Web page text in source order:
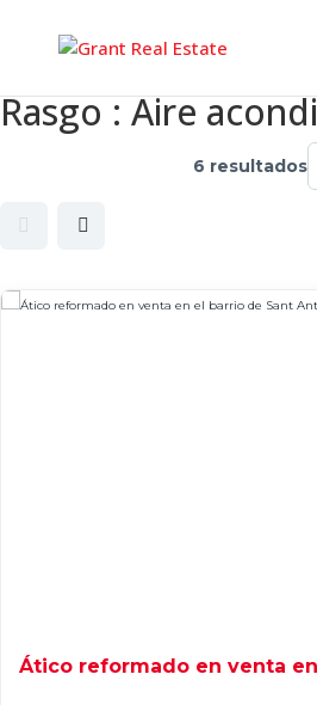
Rasgo :Aire
6 resultados
Ático reformado en venta